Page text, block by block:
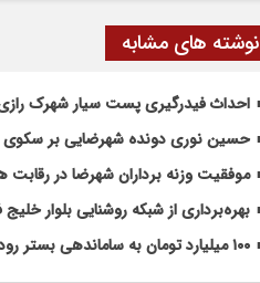
نوشته های مشابه
احداث فیدرگیری پست سیار شهرک
حسین نوری دونده شهرضایی بر سکوی
موفقیت وزنه برداران شهرضا در رقابت
بهره‌برداری از شبکه روشنایی بلوار
۱۰۰ میلیارد تومان به ساماندهی بستر رودخانه های فصلی شهرضا و دهاقان اختصاص یافت